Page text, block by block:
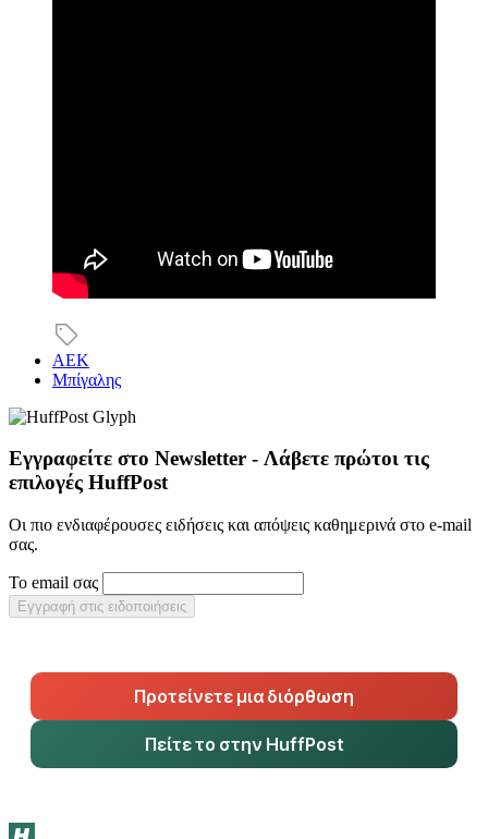
ΑΕΚ
Μπίγαλης
Εγγραφείτε στο Newsletter - Λάβετε πρώτοι τις
επιλογές HuffPost
Οι πιο ενδιαφέρουσες ειδήσεις και απόψεις καθημερινά στο e-mail
σας.
Το email σας
Εγγραφή στις ειδοποιήσεις
Προτείνετε μια διόρθωση
Πείτε το στην HuffPost